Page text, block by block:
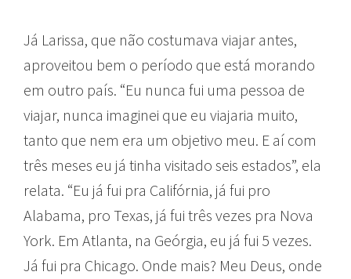
Já Larissa, que não costumava viajar antes,
aproveitou bem o período que está morando
em outro país. “Eu nunca fui uma pessoa de
viajar, nunca imaginei que eu viajaria muito,
tanto que nem era um objetivo meu. E aí com
três meses eu já tinha visitado seis estados”, ela
relata. “Eu já fui pra Califórnia, já fui pro
Alabama, pro Texas, já fui três vezes pra Nova
York. Em Atlanta, na Geórgia, eu já fui 5 vezes.
Já fui pra Chicago. Onde mais? Meu Deus, onde